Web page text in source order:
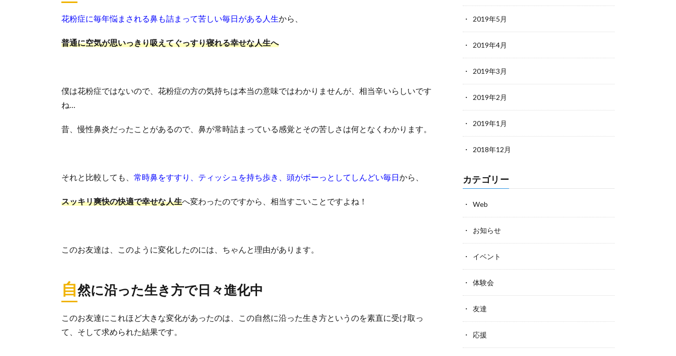
花粉症に毎年悩まされる鼻も詰まって苦しい毎日がある人生から、
普通に空気が思いっきり吸えてぐっすり寝れる幸せな人生へ
僕は花粉症ではないので、花粉症の方の気持ちは本当の意味ではわかりませんが、相当辛いらしいです
ね…
昔、慢性鼻炎だったことがあるので、鼻が常時詰まっている感覚とその苦しさは何となくわかります。
それと比較しても、 常時鼻をすすり、ティッシュを持ち歩き、頭がボーっとしてしんどい毎日から、
スッキリ爽快の快適で幸せな人生へ変わったのですから、相当すごいことですよね！
このお友達は、このように変化したのには、ちゃんと理由があります。
自然に沿った生き方で日々進化中
このお友達にこれほど大きな変化があったのは、この自然に沿った生き方というのを素直に受け取っ
て、そして求められた結果です。
2019年5月
2019年4月
2019年3月
2019年2月
2019年1月
2018年12月
カテゴリー
Web
お知らせ
イベント
体験会
友達
応援